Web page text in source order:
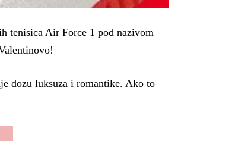
tenisica Air Force 1 pod nazivom
dozu luksuza i romantike. Ako to